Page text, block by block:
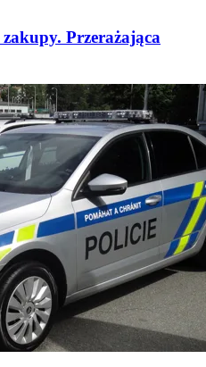
Przerażająca